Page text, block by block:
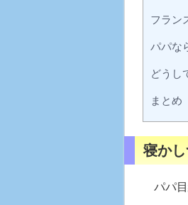
フラン
パパな
どうし
まとめ
寝か
パパ目